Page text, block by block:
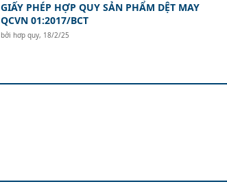
GIẤY PHÉP HỢP QUY SẢN PHẨM DỆT MAY
QCVN 01:2017/BCT
bởi hơp quy, 18/2/25